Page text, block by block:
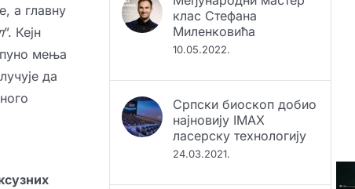
а главну
”. Кејн
мења
да
клас Стефана
Миленковића
10.05.2022.
Српски биоскоп добио
најновију IMAX
ласерску технологију
24.03.2021.